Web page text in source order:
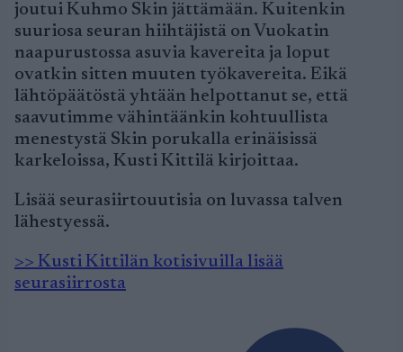
joutui Kuhmo Skin jättämään. Kuitenkin
suuriosa seuran hiihtäjistä on Vuokatin
naapurustossa asuvia kavereita ja loput
ovatkin sitten muuten työkavereita. Eikä
lähtöpäätöstä yhtään helpottanut se, että
saavutimme vähintäänkin kohtuullista
menestystä Skin porukalla erinäisissä
karkeloissa, Kusti Kittilä kirjoittaa.
Lisää seurasiirtouutisia on luvassa talven
lähestyessä.
>> Kusti Kittilän kotisivuilla lisää
seurasiirrosta